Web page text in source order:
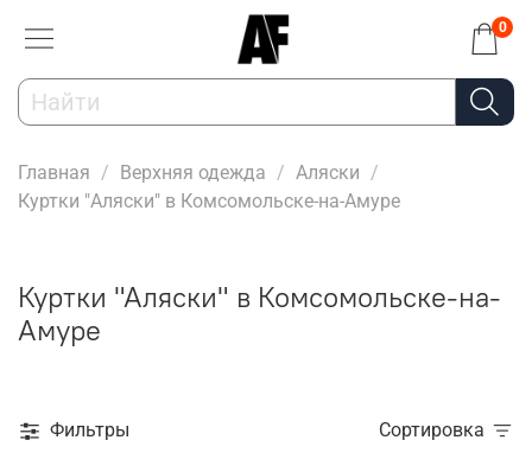
0
Главная Верхняя одежда
Аляски
Куртки "Аляски" в Комсомольске-на-Амуре
Куртки "Аляски" в Комсомольске-на-
Амуре
Фильтры Сортировка